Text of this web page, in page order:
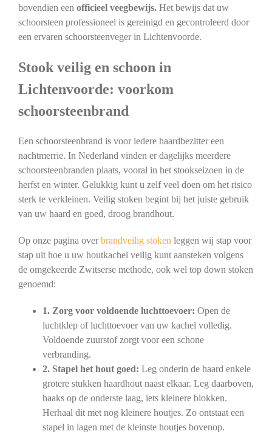
bovendien een officieel veegbewijs. Het bewijs dat uw
schoorsteen professioneel is gereinigd en gecontroleerd door
een ervaren schoorsteenveger in Lichtenvoorde.
Stook veilig en schoon in
Lichtenvoorde: voorkom
schoorsteenbrand
Een schoorsteenbrand is voor iedere haardbezitter een
nachtmerrie. In Nederland vinden er dagelijks meerdere
schoorsteenbranden plaats, vooral in het stookseizoen in de
herfst en winter. Gelukkig kunt u zelf veel doen om het risico
sterk te verkleinen. Veilig stoken begint bij het juiste gebruik
van uw haard en goed, droog brandhout.
Op onze pagina overbrandveilig stoken leggen wij stap voor
stap uit hoe u uw houtkachel veilig kunt aansteken volgens
de omgekeerde Zwitserse methode, ook wel top down stoken
genoemd:
1. Zorg voor voldoende luchttoevoer: Open de
luchtklep of luchttoevoer van uw kachel volledig.
Voldoende zuurstof zorgt voor een schone
verbranding.
2. Stapel het hout goed: Leg onderin de haard enkele
grotere stukken haardhout naast elkaar. Leg daarboven,
haaks op de onderste laag, iets kleinere blokken.
Herhaal dit met nog kleinere houtjes. Zo ontstaat een
stapel in lagen met de kleinste houtjes bovenop.